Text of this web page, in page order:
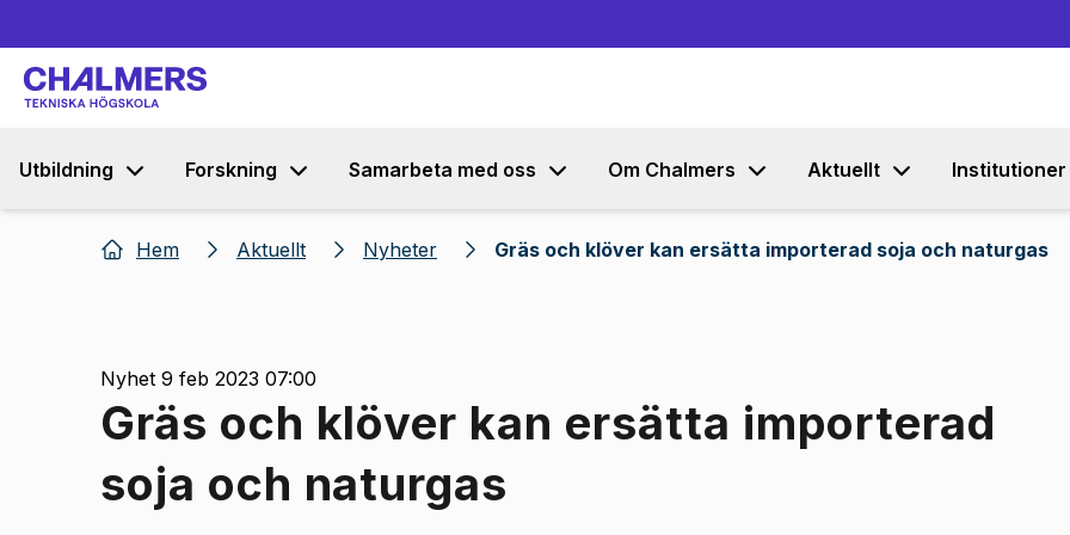
Utbildning Forskning Samarbeta med oss Om Chalmers Aktuellt Institutioner
Hem Aktuellt Nyheter Gräs och klöver kan ersätta importerad soja och naturgas
Nyhet 9 feb 2023 07:00
Gräs och klöver kan ersätta importerad
soja och naturgas